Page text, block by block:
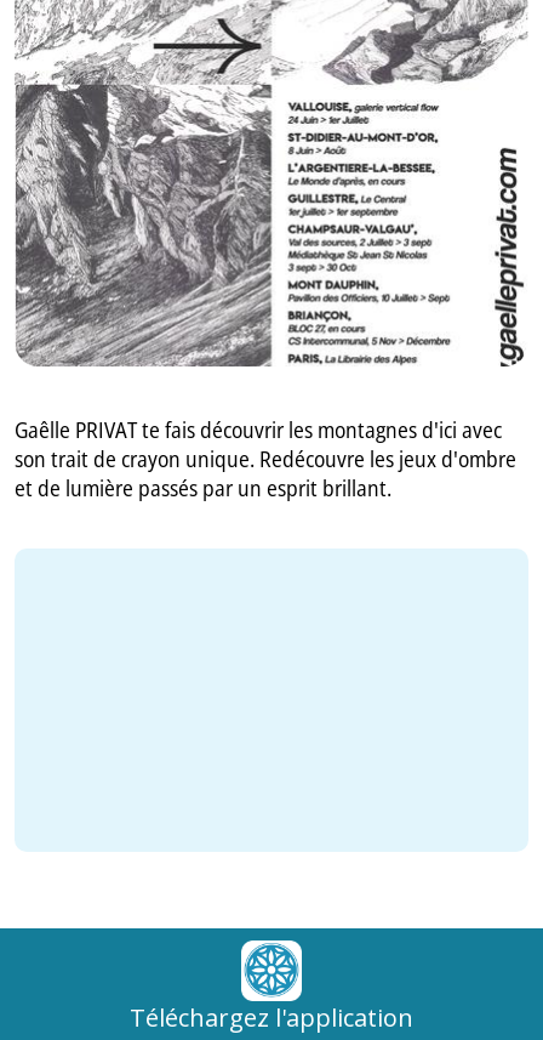
IT
Gaêlle PRIVAT te fais découvrir les montagnes d'ici avec
son trait de crayon unique. Redécouvre les jeux d'ombre
et de lumière passés par un esprit brillant.
Téléchargez l'application